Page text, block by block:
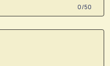
0 /50